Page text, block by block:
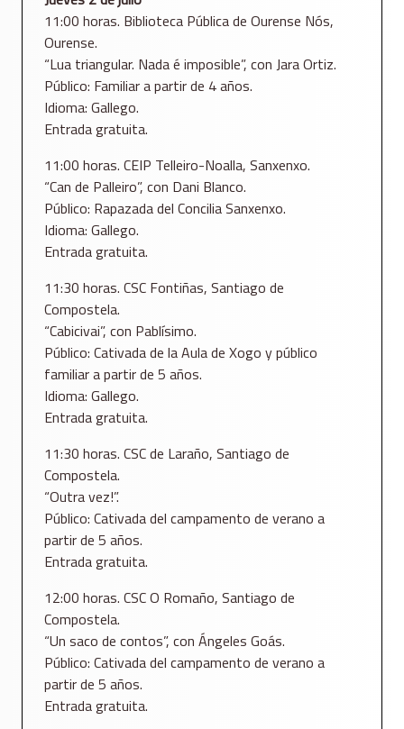
11:00 horas. Biblioteca Pública de Ourense Nós,
Ourense.
“Lua triangular. Nada é imposible”, con Jara Ortiz.
Público: Familiar a partir de 4 años.
Idioma: Gallego.
Entrada gratuita.
11:00 horas. CEIP Telleiro-Noalla, Sanxenxo.
“Can de Palleiro”, con Dani Blanco.
Público: Rapazada del Concilia Sanxenxo.
Idioma: Gallego.
Entrada gratuita.
11:30 horas. CSC Fontiñas, Santiago de
Compostela.
“Cabicivai”, con Pablísimo.
Público: Cativada de la Aula de Xogo y público
familiar a partir de 5 años.
Idioma: Gallego.
Entrada gratuita.
11:30 horas. CSC de Laraño, Santiago de
Compostela.
“Outra vez!”.
Público: Cativada del campamento de verano a
partir de 5 años.
Entrada gratuita.
12:00 horas. CSC O Romaño, Santiago de
Compostela.
“Un saco de contos”, con Ángeles Goás.
Público: Cativada del campamento de verano a
partir de 5 años.
Entrada gratuita.